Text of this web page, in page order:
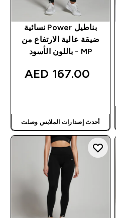
بناطيل Power نسائية
ضيقة عالية الارتفاع من
MP - باللون الأسود
167.00 AED‎
أحدث إصدارات الملابس وصلت